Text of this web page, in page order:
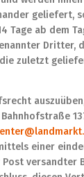
geliefert,
Tage ab dem
Dritter,
zuletzt
einer
Post versandter